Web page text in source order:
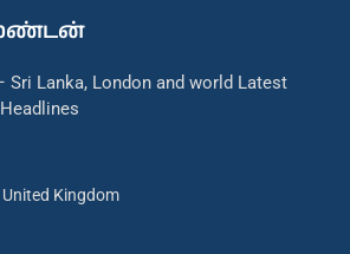
Sri Lanka, London and world Latest
Kingdom